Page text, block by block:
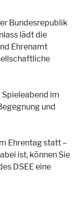
Bundesrepublik
lädt die
Ehrenamt
im
und
Ehrentag statt –
ist, können Sie
DSEE eine